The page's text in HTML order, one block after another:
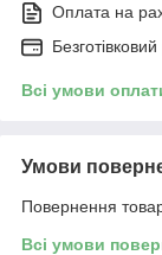
Оплата на
Всі умови
Умови
Повернення
Всі умови